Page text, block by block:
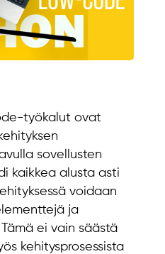
työkalut ovat
sovellusten
kaikkea alusta asti
voidaan
ja
ei vain säästä
kehitysprosessista